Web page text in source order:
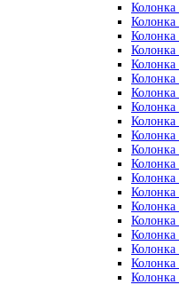
Колонка
Колонка
Колонка
Колонка
Колонка
Колонка
Колонка
Колонка
Колонка
Колонка
Колонка
Колонка
Колонка
Колонка
Колонка
Колонка
Колонка
Колонка
Колонка
Колонка